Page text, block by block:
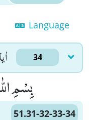
Language
34
بِسْمِ
51.31-32-33-34